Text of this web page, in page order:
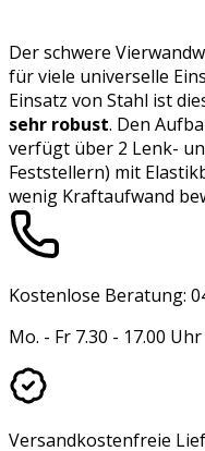
Der schwere
für viele universelle
Einsatz von Stahl ist
sehr robust. Den
verfügt über 2 Lenk-
Feststellern) mit
wenig Kraftaufwand
Kostenlose Beratung:
Mo. - Fr 7.30 - 17.00 Uhr
Versandkostenfreie